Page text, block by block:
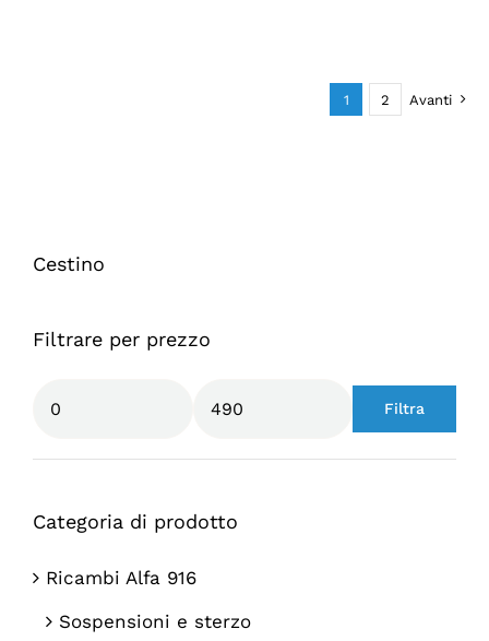
1 2 Avanti
Cestino
Filtrare per prezzo
Prezzo
Min
Prezzo
Max
Filtra
Categoria di prodotto
Ricambi Alfa 916
Sospensioni e sterzo